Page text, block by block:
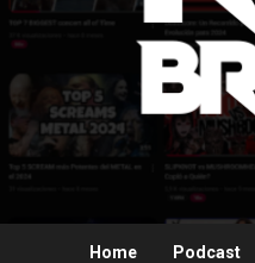
Home Podcast